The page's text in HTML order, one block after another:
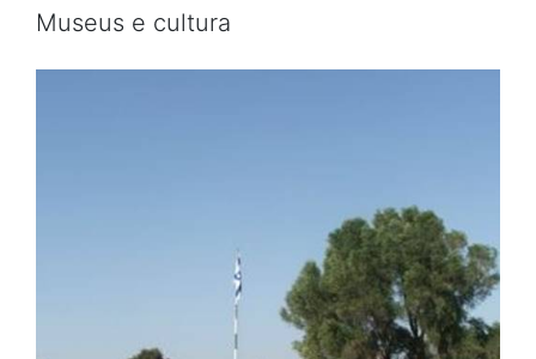
Museus e cultura